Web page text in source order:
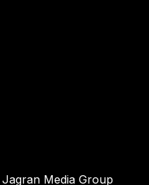
Media Group